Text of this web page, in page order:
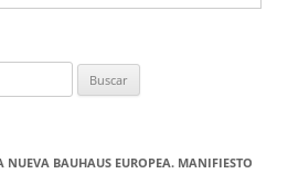
NUEVA BAUHAUS EUROPEA. MANIFIESTO